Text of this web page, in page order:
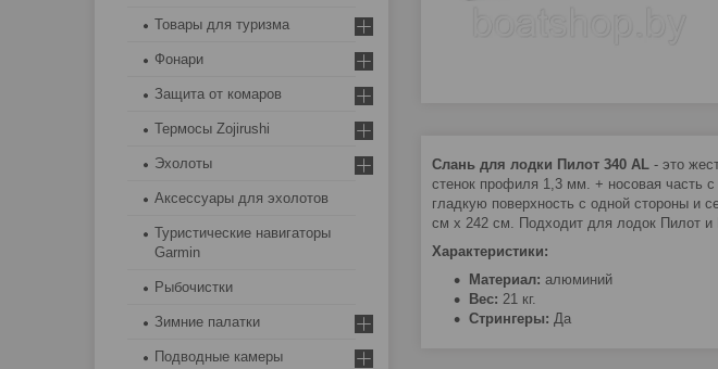
Слань для лодки Пилот 340 AL - это
стенок профиля 1,3 мм. + носовая часть
гладкую поверхность с одной стороны и
см x 242 см. Подходит для лодок Пилот и
Характеристики:
Материал: алюминий
Вес: 21 кг.
Стрингеры: Да
Товары для туризма
Фонари
Защита от комаров
Термосы Zojirushi
Эхолоты
Аксессуары для эхолотов
Туристические навигаторы
Garmin
Рыбочистки
Зимние палатки
Подводные камеры